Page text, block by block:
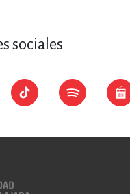
sociales